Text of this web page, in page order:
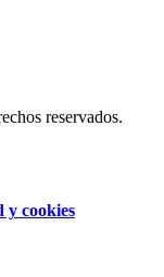
reservados.
y cookies